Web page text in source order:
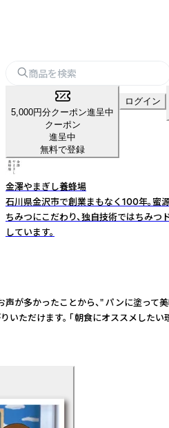
5,000円分クーポン進呈中
クーポン
進呈中
無料で登録
ログイン
金澤やまぎし養蜂場
石川県金沢市で創業まもなく100年。蜜
ちみつにこだわり、独自技術ではちみ
しています。
かったことから、" パンに
だけます。 「朝食にオスス